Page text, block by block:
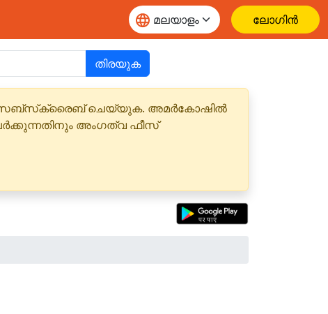
ലോഗിൻ
തിരയുക
സബ്‌സ്‌ക്രൈബ് ചെയ്യുക. അമർകോഷിൽ
അംഗത്വ ഫീസ്